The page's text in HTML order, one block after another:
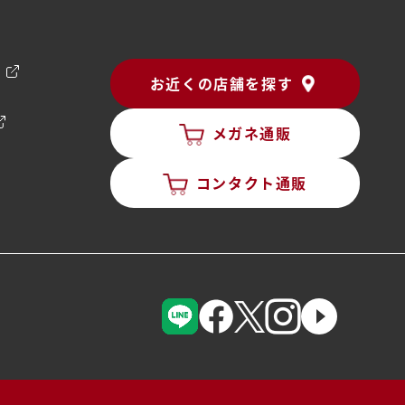
お近くの店舗を探す
メガネ通販
コンタクト通販